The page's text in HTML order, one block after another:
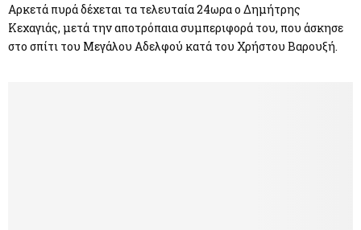
Αρκετά πυρά δέχεται τα τελευταία 24ωρα ο Δημήτρης
Κεχαγιάς, μετά την αποτρόπαια συμπεριφορά του, που άσκησε
στο σπίτι του Μεγάλου Αδελφού κατά του Χρήστου Βαρουξή.